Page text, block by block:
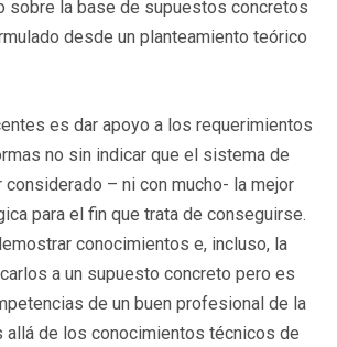
sobre la base de supuestos concretos
desde un planteamiento teórico
es dar apoyo a los requerimientos
no sin indicar que el sistema de
– ni con mucho- la mejor
para el fin que trata de conseguirse.
conocimientos e, incluso, la
a un supuesto concreto pero es
de un buen profesional de la
allá de los conocimientos técnicos de